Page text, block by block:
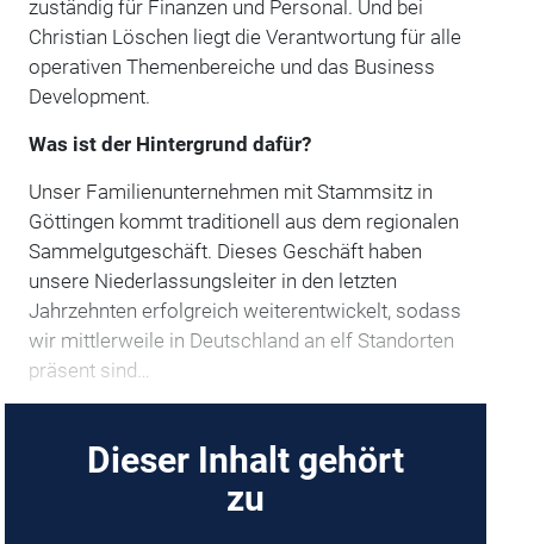
zuständig für Finanzen und Personal. Und bei
Christian Löschen liegt die Verantwortung für alle
operativen Themenbereiche und das Business
Development.
Was ist der Hintergrund dafür?
Unser Familienunternehmen mit Stammsitz in
Göttingen kommt traditionell aus dem regionalen
Sammelgutgeschäft. Dieses Geschäft haben
unsere Niederlassungsleiter in den letzten
Jahrzehnten erfolgreich weiterentwickelt, sodass
wir mittlerweile in Deutschland an elf Standorten
präsent sind…
Dieser Inhalt gehört
zu